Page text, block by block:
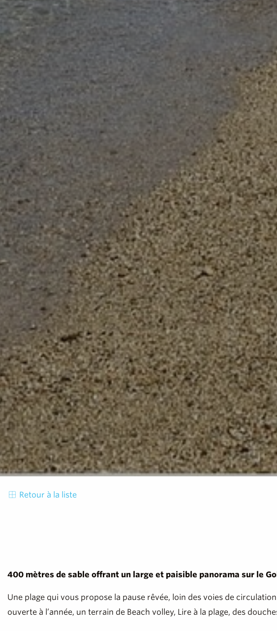
Retour à la liste
400 mètres de sable offrant un large et paisible panorama sur le
Une plage qui vous propose la pause rêvée, loin des voies de
ouverte à l’année, un terrain de Beach volley, Lire à la plage, des